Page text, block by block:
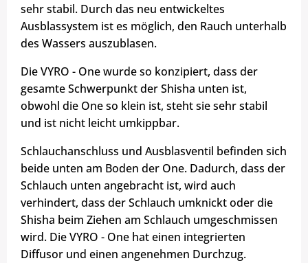
sehr stabil. Durch das neu entwickeltes
Ausblassystem ist es möglich, den Rauch unterhalb
des Wassers auszublasen.
Die VYRO - One wurde so konzipiert, dass der
gesamte Schwerpunkt der Shisha unten ist,
obwohl die One so klein ist, steht sie sehr stabil
und ist nicht leicht umkippbar.
Schlauchanschluss und Ausblasventil befinden sich
beide unten am Boden der One. Dadurch, dass der
Schlauch unten angebracht ist, wird auch
verhindert, dass der Schlauch umknickt oder die
Shisha beim Ziehen am Schlauch umgeschmissen
wird. Die VYRO - One hat einen integrierten
Diffusor und einen angenehmen Durchzug.